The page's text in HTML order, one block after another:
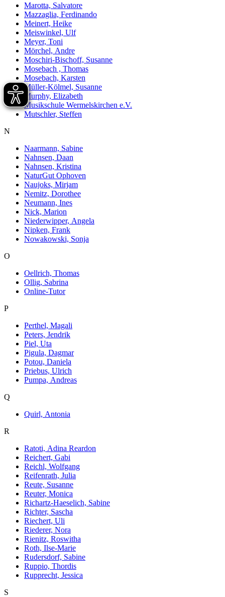
Marotta, Salvatore
Mazzaglia, Ferdinando
Meinert, Heike
Meiswinkel, Ulf
Meyer, Toni
Mörchel, Andre
Moschiri-Bischoff, Susanne
Mosebach , Thomas
Mosebach, Karsten
Müller-Kölmel, Susanne
Murphy, Elizabeth
Musikschule Wermelskirchen e.V.
Mutschler, Steffen
N
Naarmann, Sabine
Nahnsen, Daan
Nahnsen, Kristina
NaturGut Ophoven
Naujoks, Mirjam
Nemitz, Dorothee
Neumann, Ines
Nick, Marion
Niederwipper, Angela
Nipken, Frank
Nowakowski, Sonja
O
Oellrich, Thomas
Ollig, Sabrina
Online-Tutor
P
Perthel, Magali
Peters, Jendrik
Piel, Uta
Pigula, Dagmar
Potou, Daniela
Priebus, Ulrich
Pumpa, Andreas
Q
Quirl, Antonia
R
Ratoti, Adina Reardon
Reichert, Gabi
Reichl, Wolfgang
Reifenrath, Julia
Reute, Susanne
Reuter, Monica
Richartz-Haeselich, Sabine
Richter, Sascha
Riechert, Uli
Riederer, Nora
Rienitz, Roswitha
Roth, Ilse-Marie
Rudersdorf, Sabine
Ruppio, Thordis
Rupprecht, Jessica
S